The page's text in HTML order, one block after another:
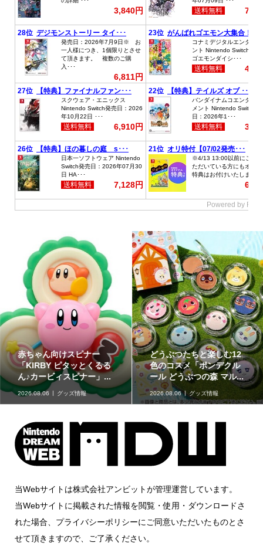
赤ちゃん向けスピナー
「KIRBY ピタッとくるる
ん♪カービィスピナー」...
2026.08.06 グッズ情報
どうぶつたちと楽しむ12
色のコスメ「ポンデクル
ール どうぶつの森 マル...
2026.08.06 グッズ情報
当Webサイトは株式会社アンビットが管理運営しています。
当Webサイトに掲載された情報を閲覧・使用・ダウンロードさ
れた場合、プライバシーポリシーにご同意いただいたものとさ
せて頂きますので、ご了承ください。